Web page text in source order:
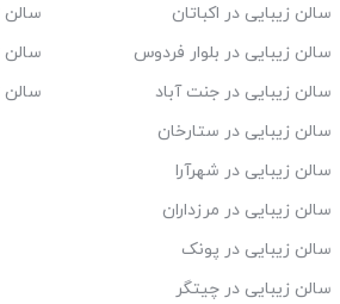
سالن زیبایی در اکباتان
سالن زیبایی در بلوار فردوس
سالن زیبایی در جنت آباد
سالن زیبایی در ستارخان
سالن زیبایی در شهرآرا
سالن زیبایی در مرزداران
سالن زیبایی در پونک
سالن زیبایی در چیتگر
سالن
سالن
سالن